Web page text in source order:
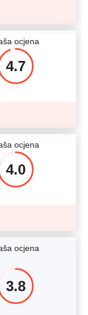
ocjena
4.7
ocjena
4.0
ocjena
3.8